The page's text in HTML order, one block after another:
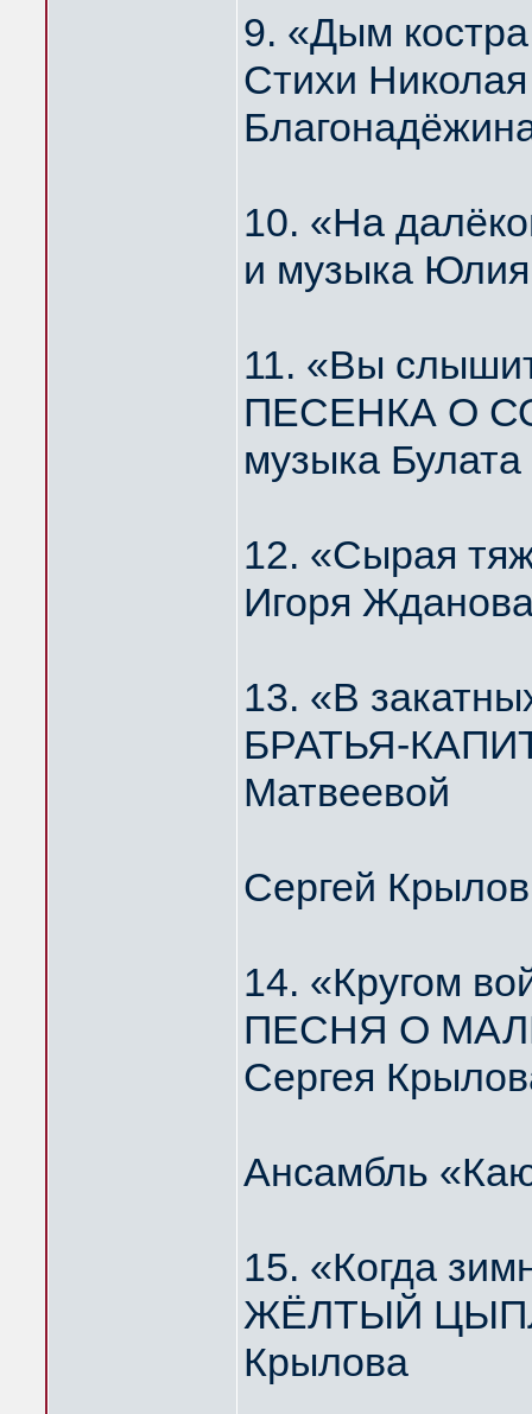
9. «Дым
Стихи
10. «На
и музыка
11. «Вы
ПЕСЕНКА О
музыка
12. «Сырая
Игоря
13. «В
БРАТЬЯ-
Матвеевой
Сергей Крылов
14. «Кругом
ПЕСНЯ О
Сергея
Ансамбль
15. «Когда
ЖЁЛТЫЙ
Крылова